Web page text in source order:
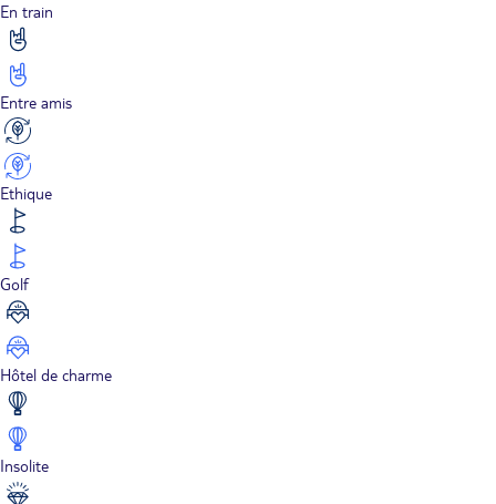
En train
Entre amis
Ethique
Golf
Hôtel de charme
Insolite